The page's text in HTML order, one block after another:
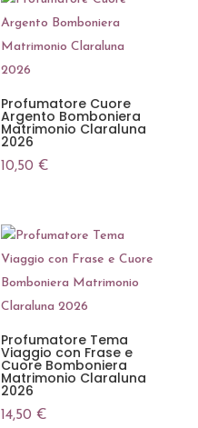
Profumatore Cuore
Argento Bomboniera
Matrimonio Claraluna
2026
10,50€
Profumatore Tema
Viaggio con Frase e
Cuore Bomboniera
Matrimonio Claraluna
2026
14,50€